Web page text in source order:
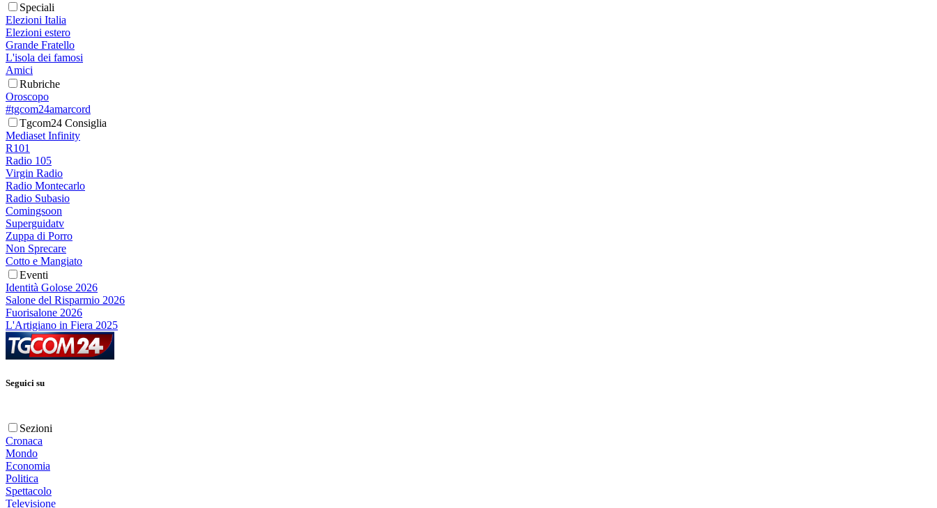
Speciali
Elezioni Italia
Elezioni estero
Grande Fratello
L'isola dei famosi
Amici
Rubriche
Oroscopo
#tgcom24amarcord
Tgcom24 Consiglia
Mediaset Infinity
R101
Radio 105
Virgin Radio
Radio Montecarlo
Radio Subasio
Comingsoon
Superguidatv
Zuppa di Porro
Non Sprecare
Cotto e Mangiato
Eventi
Identità Golose 2026
Salone del Risparmio 2026
Fuorisalone 2026
L'Artigiano in Fiera 2025
Seguici su
Sezioni
Cronaca
Mondo
Economia
Politica
Spettacolo
Televisione